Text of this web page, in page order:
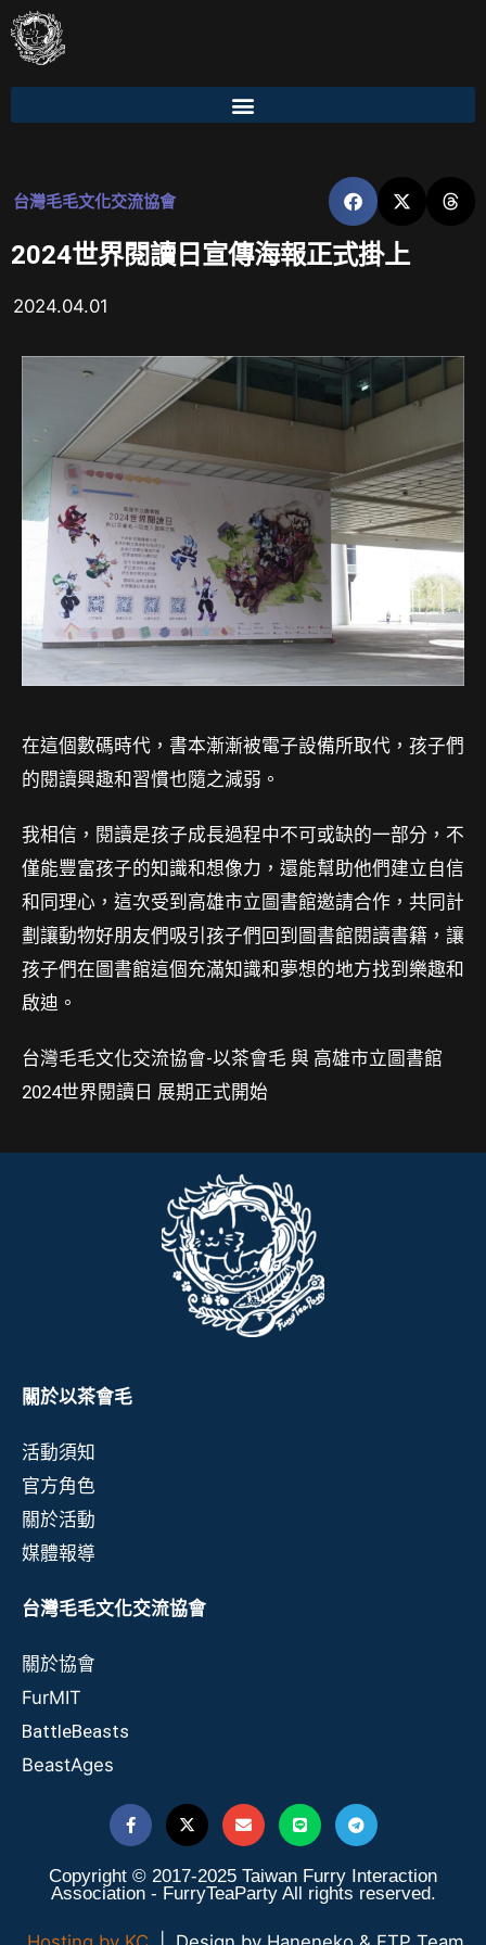
台灣毛毛文化交流協會
2024世界閱讀日宣傳海報正式掛上
2024.04.01
在這個數碼時代，書本漸漸被電子設備所取代，孩子們
的閱讀興趣和習慣也隨之減弱。
我相信，閱讀是孩子成長過程中不可或缺的一部分，不
僅能豐富孩子的知識和想像力，還能幫助他們建立自信
和同理心，這次受到高雄市立圖書館邀請合作，共同計
劃讓動物好朋友們吸引孩子們回到圖書館閱讀書籍，讓
孩子們在圖書館這個充滿知識和夢想的地方找到樂趣和
啟迪。
台灣毛毛文化交流協會-以茶會毛 與 高雄市立圖書館
2024世界閱讀日 展期正式開始
關於以茶會毛
活動須知
官方角色
關於活動
媒體報導
台灣毛毛文化交流協會
關於協會
FurMIT
BattleBeasts
BeastAges
Copyright © 2017-2025 Taiwan Furry Interaction
Association - FurryTeaParty All rights reserved.